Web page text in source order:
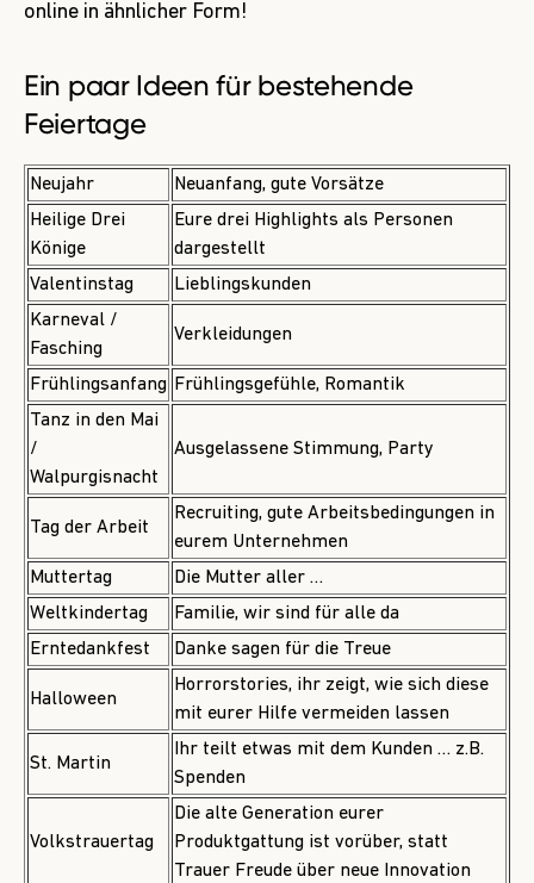
online in ähnlicher Form!
Ein paar Ideen für bestehende
Feiertage
Neujahr
Neuanfang, gute Vorsätze
Heilige Drei
Könige
Eure drei Highlights als Personen
dargestellt
Valentinstag
Lieblingskunden
Karneval /
Fasching
Verkleidungen
Frühlingsanfang Frühlingsgefühle, Romantik
Tanz in den Mai
/
Walpurgisnacht
Ausgelassene Stimmung, Party
Tag der Arbeit
Recruiting, gute Arbeitsbedingungen in
eurem Unternehmen
Muttertag
Die Mutter aller …
Weltkindertag
Familie, wir sind für alle da
Erntedankfest
Danke sagen für die Treue
Halloween
Horrorstories, ihr zeigt, wie sich diese
mit eurer Hilfe vermeiden lassen
St. Martin
Ihr teilt etwas mit dem Kunden … z.B.
Spenden
Volkstrauertag
Die alte Generation eurer
Produktgattung ist vorüber, statt
Trauer Freude über neue Innovation